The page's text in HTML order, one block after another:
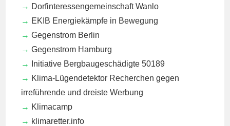
Dorfinteressengemeinschaft Wanlo
EKIB Energiekämpfe in Bewegung
Gegenstrom Berlin
Gegenstrom Hamburg
Initiative Bergbaugeschädigte 50189
Klima-Lügendetektor Recherchen gegen
irreführende und dreiste Werbung
Klimacamp
klimaretter.info